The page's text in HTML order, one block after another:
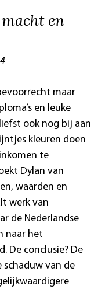
en
maar
en leuke
ook nog bij aan
kleuren doen
te
Dylan van
waarden en
werk van
de Nederlandse
naar het
De conclusie? De
schaduw van de